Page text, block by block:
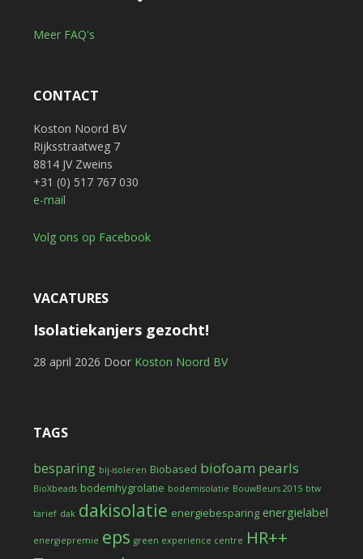
Meer FAQ's
CONTACT
Koston Noord BV
Rijksstraatweg 7
8814 JV Zweins
+31 (0) 517 767 030
e-mail
Volg ons op Facebook
VACATURES
Isolatiekanjers gezocht!
28 april 2026 Door Koston Noord BV
TAGS
besparing bij-isoleren Biobased biofoam pearls
BioXbeads bodemhygrolatie bodemisolatie BouwBeurs 2015 btw
tarief dak dakisolatie energiebesparing energielabel
energiepremie eps green experience centre HR++